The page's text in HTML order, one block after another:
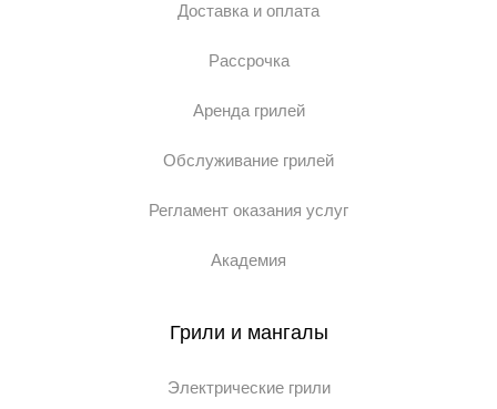
Доставка и оплата
Рассрочка
Аренда грилей
Обслуживание грилей
Регламент оказания услуг
Академия
Грили и мангалы
Электрические грили